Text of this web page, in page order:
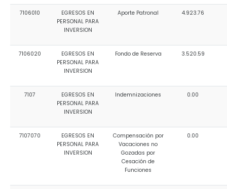
7106010
EGRESOS EN
PERSONAL PARA
INVERSION
Aporte Patronal 4.923.76
7106020
EGRESOS EN
PERSONAL PARA
INVERSION
Fondo de Reserva 3.520.59
7107
EGRESOS EN
PERSONAL PARA
INVERSION
Indemnizaciones 0.00
7107070
EGRESOS EN
PERSONAL PARA
INVERSION
Compensación por
Vacaciones no
Gozadas por
Cesación de
Funciones
0.00